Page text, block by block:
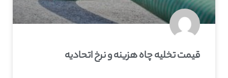
قیمت تخلیه چاه هزینه و نرخ اتحادیه